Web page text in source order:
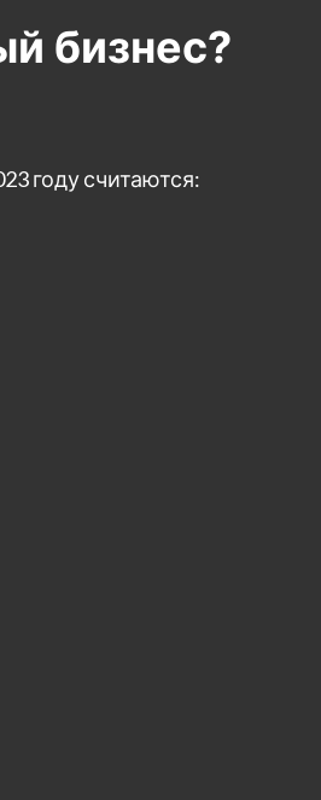
бизнес?
году считаются: